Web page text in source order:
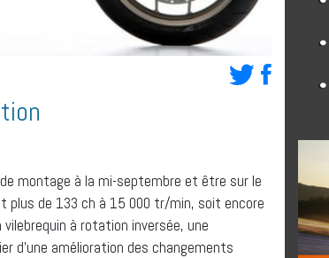
montage à la mi-septembre et être sur le
plus de 133 ch à 15 000 tr/min, soit encore
à rotation inversée, une
d’une amélioration des changements